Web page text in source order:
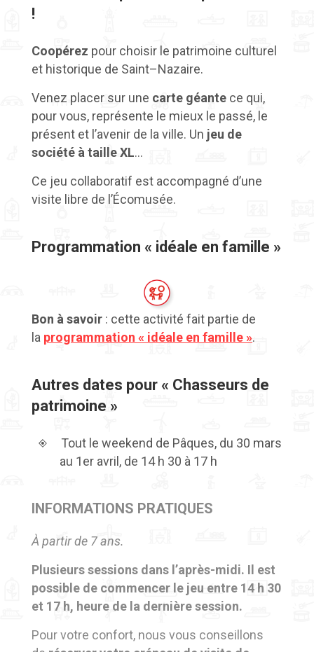
!
Coopérez pour choisir le patrimoine culturel
et historique de Saint–Nazaire.
Venez placer sur une carte géante ce qui,
pour vous, représente le mieux le passé, le
présent et l’avenir de la ville. Un jeu de
société à taille XL…
Ce jeu collaboratif est accompagné d’une
visite libre de l’Écomusée.
Programmation « idéale en famille »
Bon à savoir : cette activité fait partie de
la programmation « idéale en famille ».
Autres dates pour « Chasseurs de
patrimoine »
Tout le weekend de Pâques, du 30 mars
au 1er avril, de 14 h 30 à 17 h
INFORMATIONS PRATIQUES
À partir de 7 ans.
Plusieurs sessions dans l’après-midi. Il est
possible de commencer le jeu entre 14 h 30
et 17 h, heure de la dernière session.
Pour votre confort, nous vous conseillons